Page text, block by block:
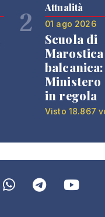
2 Attualità
01 ago 2026
Scuola di
Ministero
in regola
Visto 18.867